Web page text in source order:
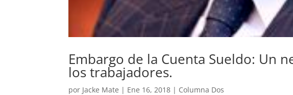
Embargo de la Cuenta Sueldo: Un
los trabajadores.
por Jacke Mate | Ene 16, 2018 | Columna Dos